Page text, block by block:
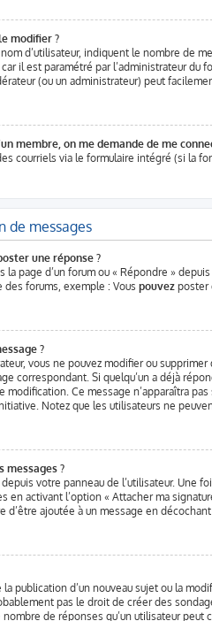
modifier ?
d’utilisateur, indiquent le nombre de
il est paramétré par l’administrateur
(ou un administrateur) peut
membre, on me demande de me
courriels via le formulaire intégré (si la
de messages
une réponse ?
la page d’un forum ou « Répondre »
forums, exemple : Vous pouvez poster
?
vous ne pouvez modifier ou
correspondant. Si quelqu’un a déjà
modification. Ce message n’apparaîtra
Notez que les utilisateurs ne
messages ?
votre panneau de l’utilisateur. Une
en activant l’option « Attacher ma
d’être ajoutée à un message en
publication d’un nouveau sujet ou la
pas le droit de créer des
de réponses qu’un utilisateur